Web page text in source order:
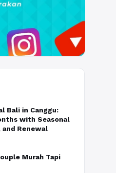
Bali in Canggu:
with Seasonal
and Renewal
Murah Tapi